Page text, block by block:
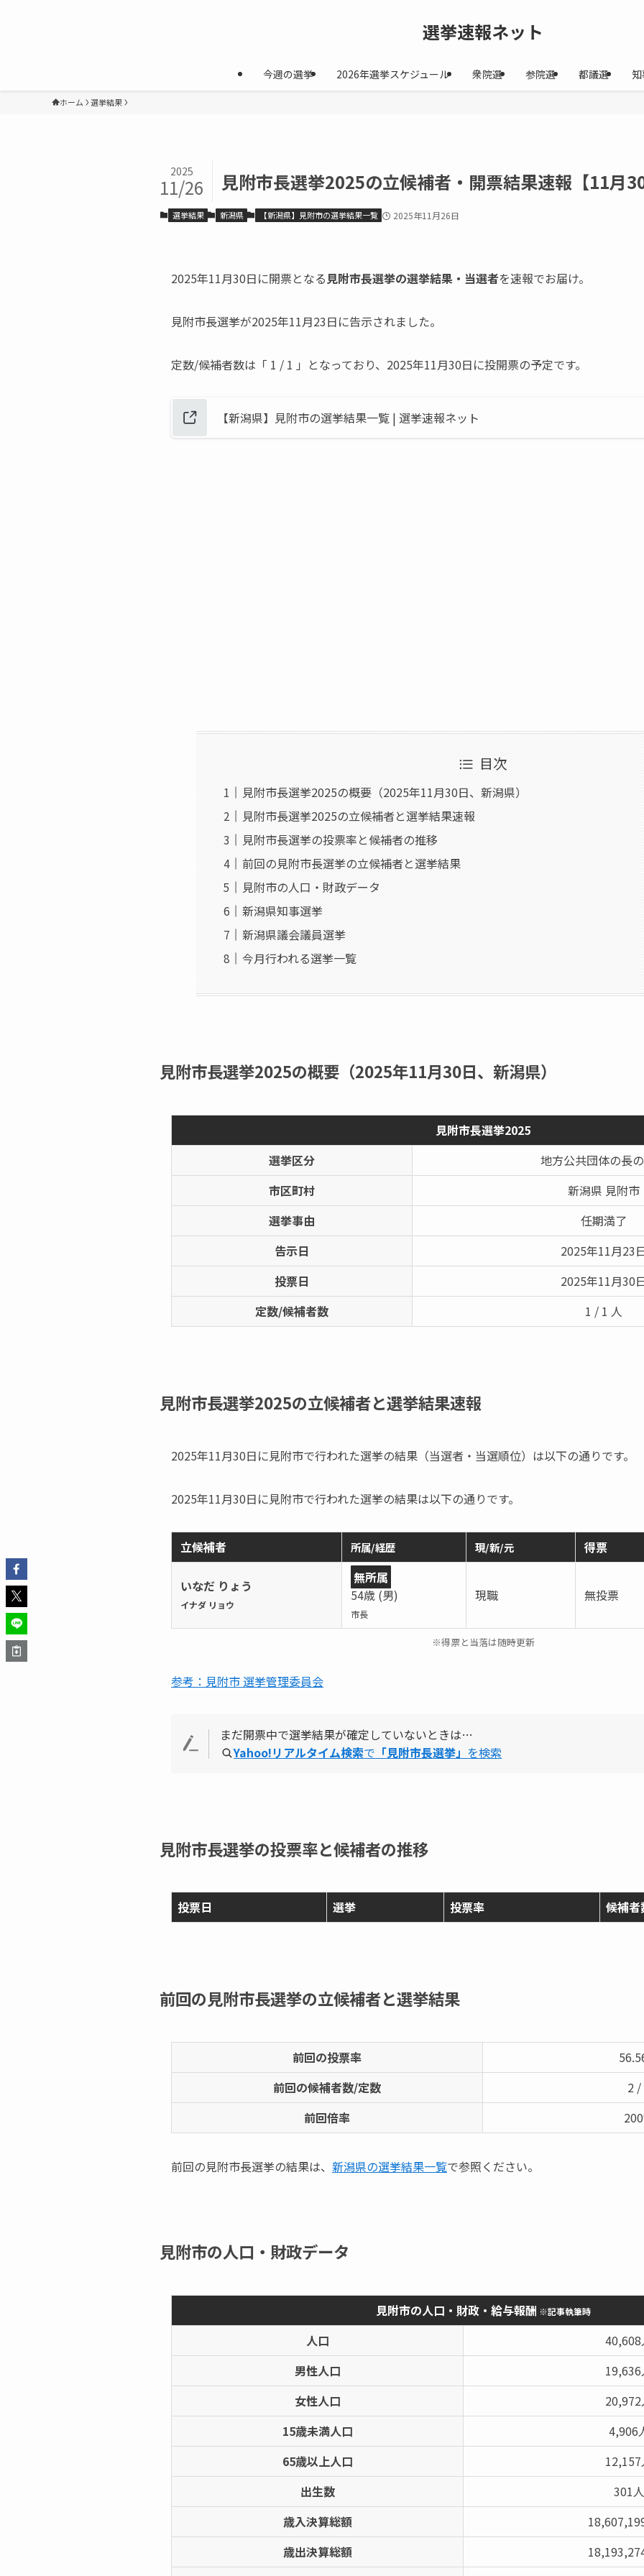
選挙速報ネット
今週の選挙 2026年選挙スケジュール 衆院選 参院選 都議選
ホーム 選挙結果
見附市長選挙2025の立候補者・開票結果速報【11月
2025
11/26
選挙結果 新潟県 【新潟県】見附市の選挙結果一覧 2025年11月26日
2025年11月30日に開票となる見附市長選挙の選挙結果・当選者を速報でお届け。
見附市長選挙が2025年11月23日に告示されました。
定数/候補者数は「 1 / 1 」となっており、2025年11月30日に投開票の予定です。
【新潟県】見附市の選挙結果一覧 | 選挙速報ネット
目次
見附市長選挙2025の概要（2025年11月30日、新潟県）
見附市長選挙2025の立候補者と選挙結果速報
見附市長選挙の投票率と候補者の推移
前回の見附市長選挙の立候補者と選挙結果
見附市の人口・財政データ
新潟県知事選挙
新潟県議会議員選挙
今月行われる選挙一覧
見附市長選挙2025の概要（2025年11月30日、新潟県）
見附市長選挙2025
選挙区分
地方公共団体の長
市区町村
新潟県 見附市
選挙事由
任期満了
告示日
2025年11月23
投票日
2025年11月30
定数/候補者数
1 / 1 人
見附市長選挙2025の立候補者と選挙結果速報
2025年11月30日に見附市で行われた選挙の結果（当選者・当選順位）は以下の通りです。
2025年11月30日に見附市で行われた選挙の結果は以下の通りです。
立候補者 所属/経歴 現/新/元 得票
いなだ りょう
イナダ リョウ
無所属
54歳 (男)
市長
現職 無投票
※得票と当落は随時更新
参考：見附市 選挙管理委員会
まだ開票中で選挙結果が確定していないときは…
Yahoo!リアルタイム検索で 「見附市長選挙」 を検索
見附市長選挙の投票率と候補者の推移
投票日 選挙 投票率 候補者
前回の見附市長選挙の立候補者と選挙結果
前回の投票率
前回の候補者数/定数
2 /
前回倍率
前回の見附市長選挙の結果は、 新潟県の選挙結果一覧で参照ください。
見附市の人口・財政データ
見附市の人口・財政・給与報酬 ※記事執筆時
人口
40,608
男性人口
女性人口
15歳未満人口
4,906
65歳以上人口
出生数
301人
歳入決算総額
歳出決算総額